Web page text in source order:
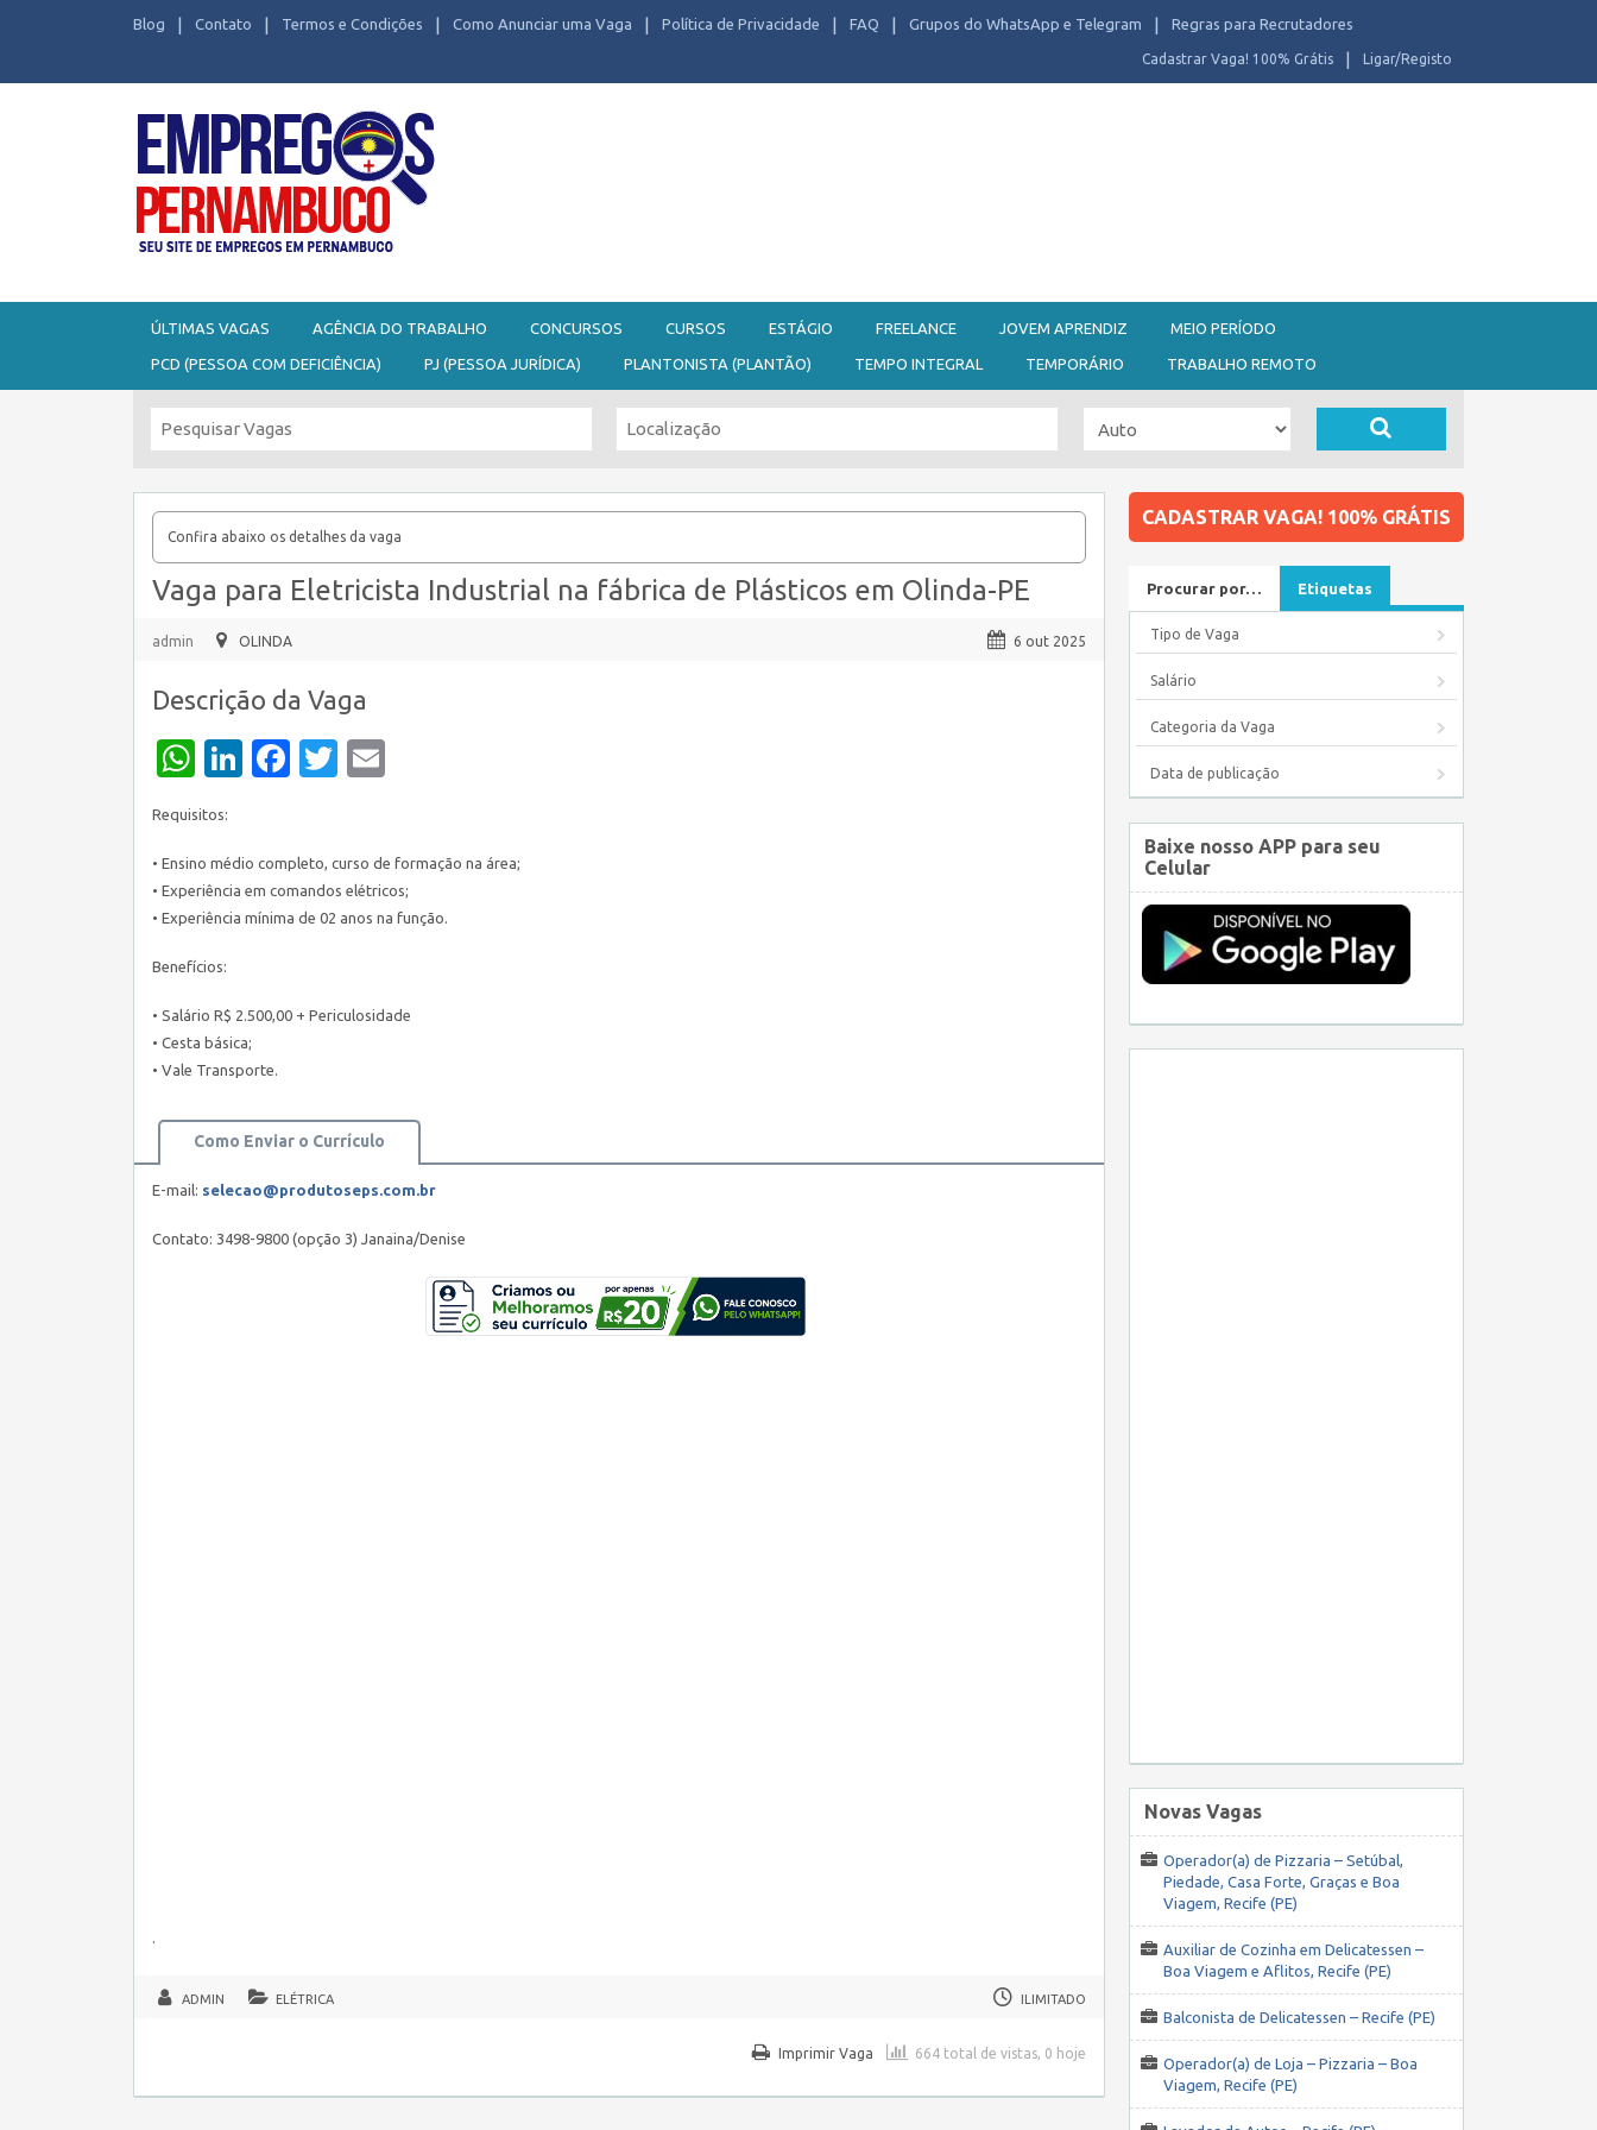
Blog Contato Termos e Condições Como Anunciar uma Vaga Política de Privacidade FAQ Grupos do WhatsApp e Telegram Regras para Recrutadores
Ligar/Registo
Cadastrar Vaga! 100% Grátis
ÚLTIMAS VAGAS AGÊNCIA DO TRABALHO CONCURSOS CURSOS ESTÁGIO FREELANCE JOVEM APRENDIZ MEIO PERÍODO
PCD (PESSOA COM DEFICIÊNCIA) PJ (PESSOA JURÍDICA) PLANTONISTA (PLANTÃO) TEMPO INTEGRAL TEMPORÁRIO TRABALHO REMOTO
Confira abaixo os detalhes da vaga
Vaga para Eletricista Industrial na fábrica de Plásticos em Olinda-PE
admin OLINDA 6 out 2025
Descrição da Vaga
WhatsApp
LinkedIn
Facebook
Twitter
Requisitos:
• Ensino médio completo, curso de formação na área;
• Experiência em comandos elétricos;
• Experiência mínima de 02 anos na função.
Benefícios:
• Salário R$ 2.500,00 + Periculosidade
• Cesta básica;
• Vale Transporte.
Como Enviar o Currículo
E-mail: selecao@produtoseps.com.br
Contato: 3498-9800 (opção 3) Janaina/Denise
.
ADMIN ELÉTRICA ILIMITADO
664 total de vistas, 0 hoje
Imprimir Vaga
CADASTRAR VAGA! 100% GRÁTIS
Procurar por… Etiquetas
Tipo de Vaga
Salário
Categoria da Vaga
Data de publicação
Baixe nosso APP para seu
Celular
Novas Vagas
Operador(a) de Pizzaria – Setúbal,
Piedade, Casa Forte, Graças e Boa
Viagem, Recife (PE)
Auxiliar de Cozinha em Delicatessen –
Boa Viagem e Aflitos, Recife (PE)
Balconista de Delicatessen – Recife (PE)
Operador(a) de Loja – Pizzaria – Boa
Viagem, Recife (PE)